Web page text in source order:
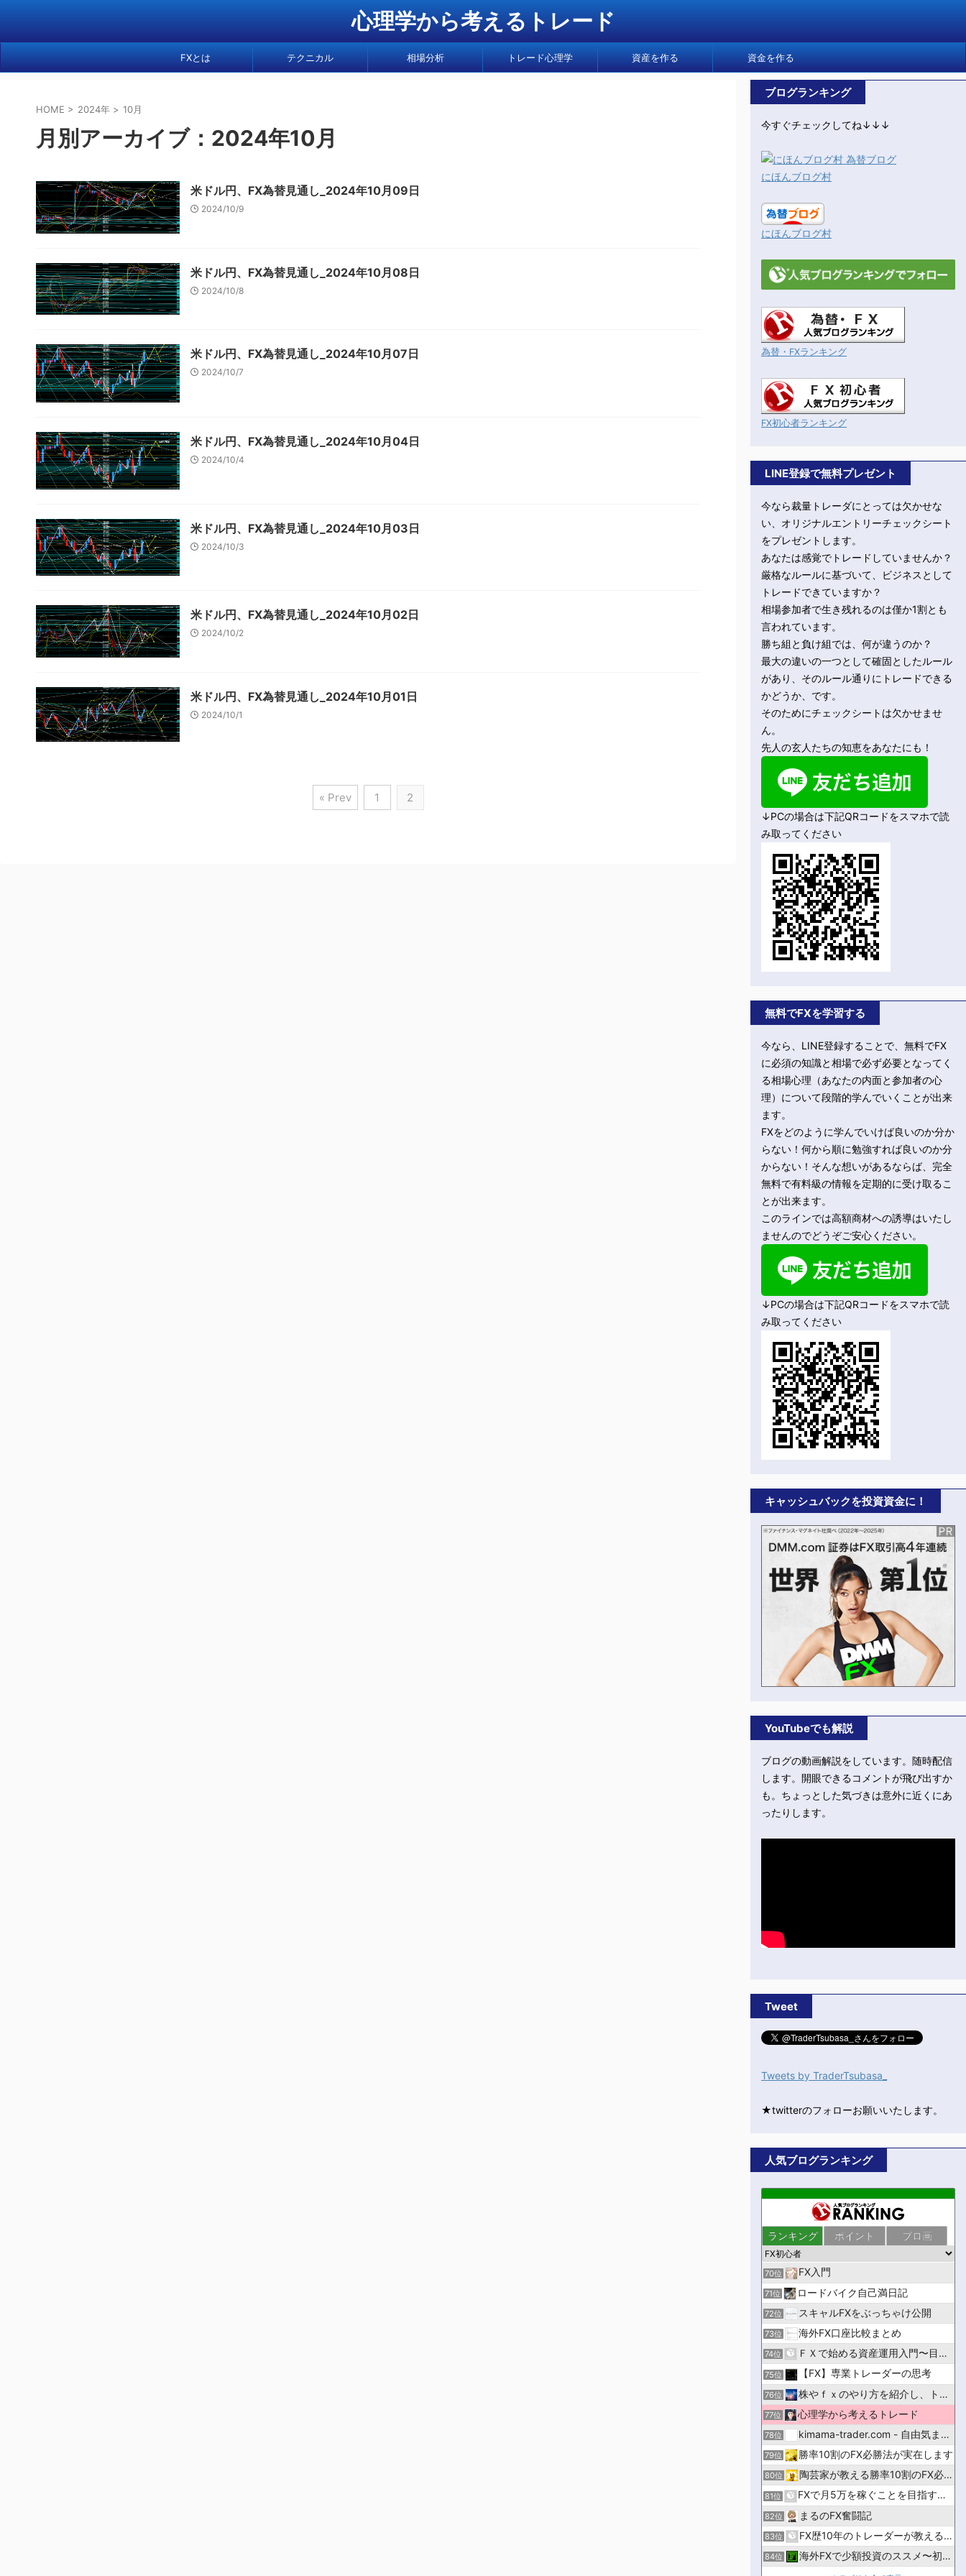
心理学から考えるトレード
FXとは テクニカル 相場分析 トレード心理学 資産を作る 資金を作る
HOME > 2024年 > 10月
月別アーカイブ：2024年10月
米ドル円、FX為替見通し_2024年10月09日
2024/10/9
米ドル円、FX為替見通し_2024年10月08日
2024/10/8
米ドル円、FX為替見通し_2024年10月07日
2024/10/7
米ドル円、FX為替見通し_2024年10月04日
2024/10/4
米ドル円、FX為替見通し_2024年10月03日
2024/10/3
米ドル円、FX為替見通し_2024年10月02日
2024/10/2
米ドル円、FX為替見通し_2024年10月01日
2024/10/1
« Prev 1 2
ブログランキング
今すぐチェックしてね↓↓↓
にほんブログ村
にほんブログ村
為替・FXランキング
FX初心者ランキング
LINE登録で無料プレゼント
今なら裁量トレーダにとっては欠かせな
い、オリジナルエントリーチェックシート
をプレゼントします。
あなたは感覚でトレードしていませんか？
厳格なルールに基づいて、ビジネスとして
トレードできていますか？
相場参加者で生き残れるのは僅か1割とも
言われています。
勝ち組と負け組では、何が違うのか？
最大の違いの一つとして確固としたルール
があり、そのルール通りにトレードできる
かどうか、です。
そのためにチェックシートは欠かせませ
ん。
先人の玄人たちの知恵をあなたにも！
↓PCの場合は下記QRコードをスマホで読
み取ってください
無料でFXを学習する
今なら、LINE登録することで、無料でFX
に必須の知識と相場で必ず必要となってく
る相場心理（あなたの内面と参加者の心
理）について段階的学んでいくことが出来
ます。
FXをどのように学んでいけば良いのか分か
らない！何から順に勉強すれば良いのか分
からない！そんな想いがあるならば、完全
無料で有料級の情報を定期的に受け取るこ
とが出来ます。
このラインでは高額商材への誘導はいたし
ませんのでどうぞご安心ください。
↓PCの場合は下記QRコードをスマホで読
み取ってください
キャッシュバックを投資資金に！
YouTubeでも解説
ブログの動画解説をしています。随時配信
します。開眼できるコメントが飛び出すか
も。ちょっとした気づきは意外に近くにあ
ったりします。
Tweet
Tweets by TraderTsubasa_
★twitterのフォローお願いいたします。
人気ブログランキング
ランキング ポイント ブロ画
70位 FX入門
71位 ロードバイク自己満日記
72位 スキャルFXをぶっちゃけ公開
73位 海外FX口座比較まとめ
74位 ＦＸで始める資産運用入門〜目指せ！億万長者〜
75位 【FX】専業トレーダーの思考
76位 株やｆｘのやり方を紹介し、トレードで儲かるよう応援するブログ
77位 心理学から考えるトレード
78位 kimama-trader.com - 自由気ままに生きる！
79位 勝率10割のFX必勝法が実在します
80位 陶芸家が教える勝率10割のFX必勝法です
81位 FXで月5万を稼ぐことを目指す男のブログ
82位 まるのFX奮闘記
83位 FX歴10年のトレーダーが教える比較・入門サイト｜マネフル
84位 海外FXで少額投資のススメ〜初めての投資応援ブログ〜